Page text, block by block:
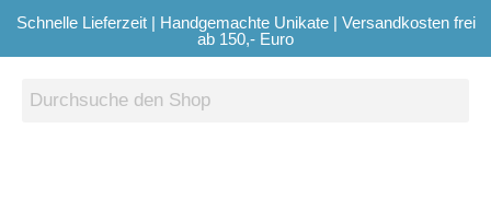
Schnelle Lieferzeit | Handgemachte Unikate | Versandkosten frei
ab 150,- Euro